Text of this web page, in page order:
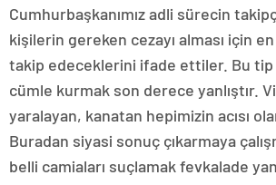
Cumhurbaşkanımız adli sürecin
kişilerin gereken cezayı alması için
takip edeceklerini ifade ettiler. Bu tip
cümle kurmak son derece yanlıştır.
yaralayan, kanatan hepimizin acısı
Buradan siyasi sonuç çıkarmaya
belli camiaları suçlamak fevkalade